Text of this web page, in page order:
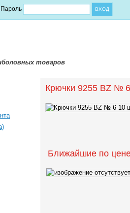
Пароль
товаров
Крючки 9255 BZ №
Ближайшие по